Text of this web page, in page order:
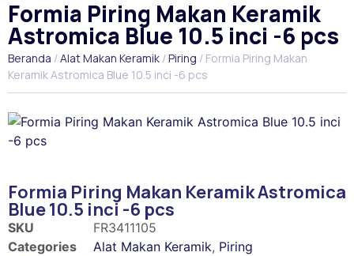
Formia Piring Makan Keramik
Astromica Blue 10.5 inci -6 pcs
Beranda /Alat Makan Keramik /Piring / Formia Piring Makan
Keramik Astromica Blue 10.5 inci -6 pcs
Formia Piring Makan Keramik Astromica
Blue 10.5 inci -6 pcs
SKU
FR3411105
Categories
Alat Makan Keramik, Piring